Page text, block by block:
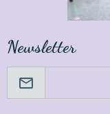
Newsletter